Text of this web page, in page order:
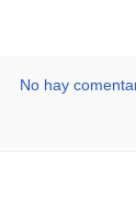
No hay